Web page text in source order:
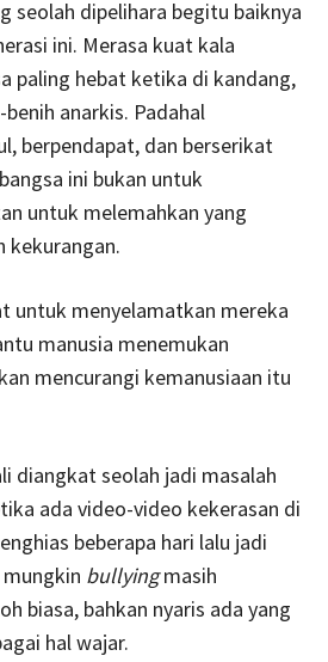
seolah dipelihara begitu baiknya
ini. Merasa kuat kala
paling hebat ketika di kandang,
anarkis. Padahal
berpendapat, dan berserikat
ini bukan untuk
untuk melemahkan yang
kekurangan.
untuk menyelamatkan mereka
manusia menemukan
mencurangi kemanusiaan itu
diangkat seolah jadi masalah
ada video-video kekerasan di
beberapa hari lalu jadi
bullyingmasih
biasa, bahkan nyaris ada yang
hal wajar.